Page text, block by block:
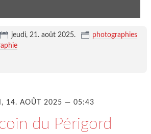
jeudi, 21. août 2025.
photographies
14. AOÛT 2025 — 05:43
du Périgord